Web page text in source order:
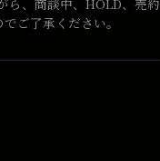
ら、商談中、HOLD、売
ご了承ください。